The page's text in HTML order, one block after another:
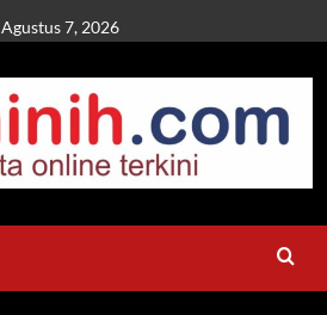
Agustus 7, 2026